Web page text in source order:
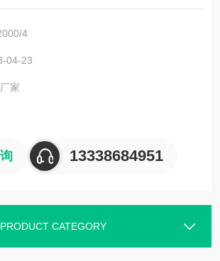
高速研磨机本身的调节柄来调节设备间隙，
名思意，管线式高速胶体磨有着非比寻常的
通过改变皮带轮的传动比例，是原本只有30
4
04-23
家
13338684951
PRODUCT CATEGORY